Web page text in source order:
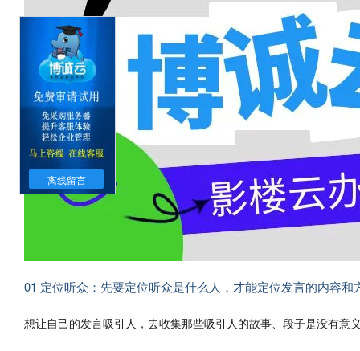
离线留言
01 定位听众：先要定位听众是什么人，才能定位发言的内容和
想让自己的发言吸引人，去收集那些吸引人的故事、段子是没有意